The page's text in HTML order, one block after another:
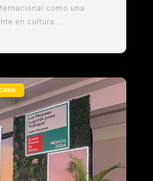
como una
en cultura...